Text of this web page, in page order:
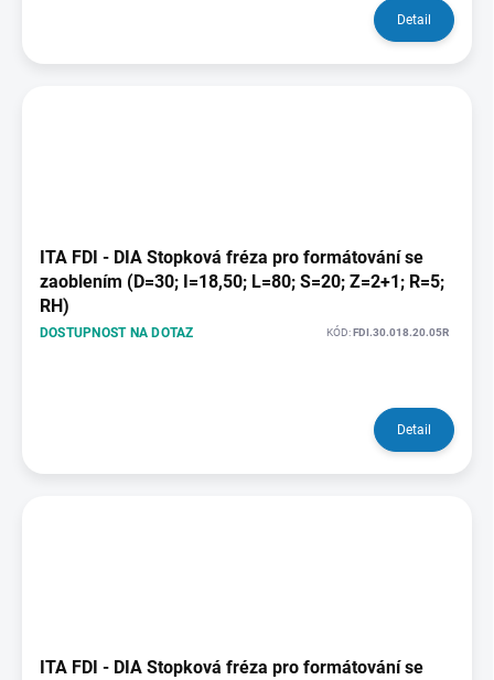
Detail
ITA FDI - DIA Stopková fréza pro formátování se
zaoblením (D=30; I=18,50; L=80; S=20; Z=2+1; R=5;
RH)
DOSTUPNOST NA DOTAZ KÓD:FDI.30.018.20.05R
Detail
ITA FDI - DIA Stopková fréza pro formátování se